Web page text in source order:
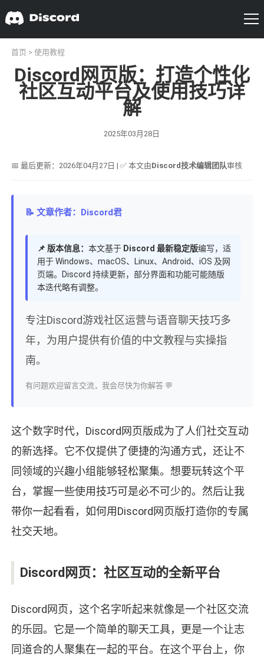
首页 > 使用教程
Discord网页版：打造个性化
社区互动平台及使用技巧详
解
2025年03月28日
📅 最后更新：2026年04月27日 | ✅ 本文由Discord技术编辑团队审核
📝 文章作者：Discord君
📌 版本信息： 本文基于 Discord 最新稳定版编写，适
用于 Windows、macOS、Linux、Android、iOS 及网
页端。Discord 持续更新，部分界面和功能可能随版
本迭代略有调整。
专注Discord游戏社区运营与语音聊天技巧多
年，为用户提供有价值的中文教程与实操指
南。
有问题欢迎留言交流，我会尽快为你解答 💬
这个数字时代，Discord网页版成为了人们社交互动
的新选择。它不仅提供了便捷的沟通方式，还让不
同领域的兴趣小组能够轻松聚集。想要玩转这个平
台，掌握一些使用技巧可是必不可少的。然后让我
带你一起看看，如何用Discord网页版打造你的专属
社交天地。
Discord网页：社区互动的全新平台
Discord网页，这个名字听起来就像是一个社区交流
的乐园。它是一个简单的聊天工具，更是一个让志
同道合的人聚集在一起的平台。在这个平台上，你